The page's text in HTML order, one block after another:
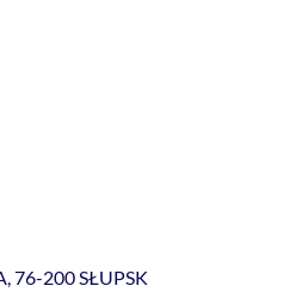
76-200 SŁUPSK